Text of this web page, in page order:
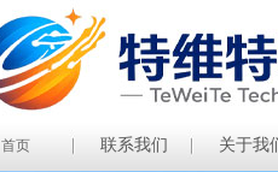
首页 联系我们 关于我